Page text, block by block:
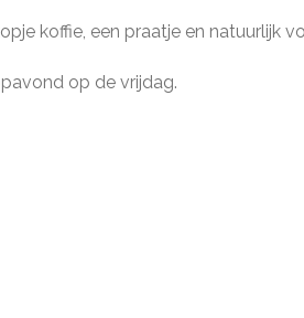
koffie, een praatje en natuurlijk
op de vrijdag.